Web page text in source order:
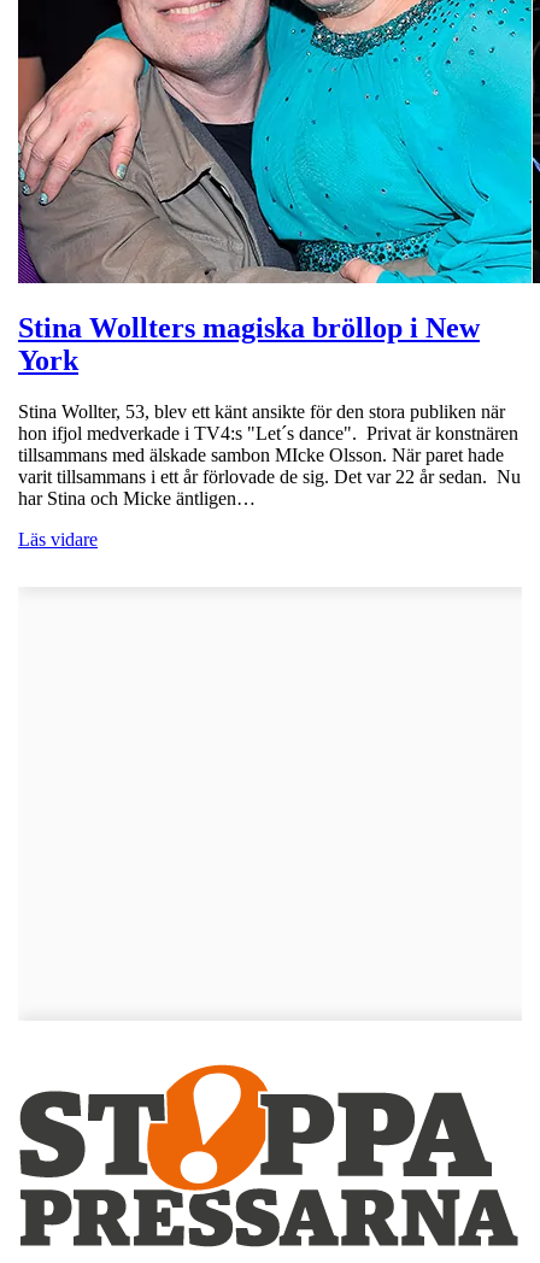
Stina Wollters magiska bröllop i New
York
Stina Wollter, 53, blev ett känt ansikte för den stora publiken när
hon ifjol medverkade i TV4:s "Let´s dance". Privat är konstnären
tillsammans med älskade sambon MIcke Olsson. När paret hade
varit tillsammans i ett år förlovade de sig. Det var 22 år sedan. Nu
har Stina och Micke äntligen…
Läs vidare